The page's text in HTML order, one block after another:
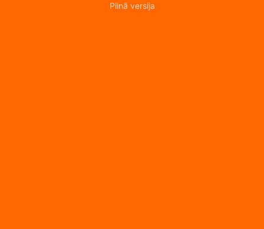
Pilnā versija